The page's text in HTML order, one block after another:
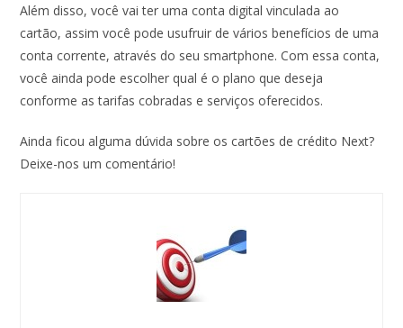
Além disso, você vai ter uma conta digital vinculada ao
cartão, assim você pode usufruir de vários benefícios de uma
conta corrente, através do seu smartphone. Com essa conta,
você ainda pode escolher qual é o plano que deseja
conforme as tarifas cobradas e serviços oferecidos.
Ainda ficou alguma dúvida sobre os cartões de crédito Next?
Deixe-nos um comentário!